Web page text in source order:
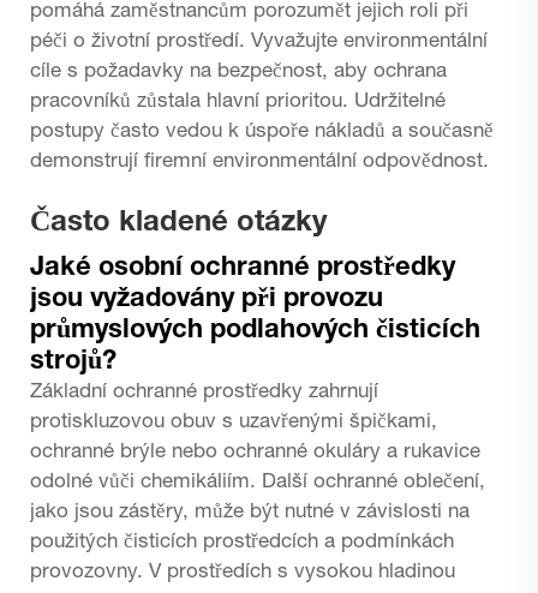
pomáhá zaměstnancům porozumět jejich roli při
péči o životní prostředí. Vyvažujte environmentální
cíle s požadavky na bezpečnost, aby ochrana
pracovníků zůstala hlavní prioritou. Udržitelné
postupy často vedou k úspoře nákladů a současně
demonstrují firemní environmentální odpovědnost.
Často kladené otázky
Jaké osobní ochranné prostředky
jsou vyžadovány při provozu
průmyslových podlahových čisticích
strojů?
Základní ochranné prostředky zahrnují
protiskluzovou obuv s uzavřenými špičkami,
ochranné brýle nebo ochranné okuláry a rukavice
odolné vůči chemikáliím. Další ochranné oblečení,
jako jsou zástěry, může být nutné v závislosti na
použitých čisticích prostředcích a podmínkách
provozovny. V prostředích s vysokou hladinou